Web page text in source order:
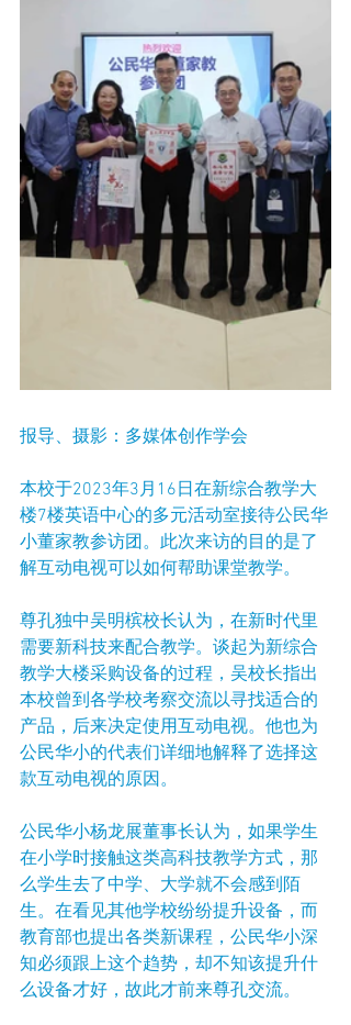
报导、摄影：多媒体创作学会
本校于2023年3月16日在新综合教学大
楼7楼英语中心的多元活动室接待公民华
小董家教参访团。此次来访的目的是了
解互动电视可以如何帮助课堂教学。
尊孔独中吴明槟校长认为，在新时代里
需要新科技来配合教学。谈起为新综合
教学大楼采购设备的过程，吴校长指出
本校曾到各学校考察交流以寻找适合的
产品，后来决定使用互动电视。他也为
公民华小的代表们详细地解释了选择这
款互动电视的原因。
公民华小杨龙展董事长认为，如果学生
在小学时接触这类高科技教学方式，那
么学生去了中学、大学就不会感到陌
生。在看见其他学校纷纷提升设备，而
教育部也提出各类新课程，公民华小深
知必须跟上这个趋势，却不知该提升什
么设备才好，故此才前来尊孔交流。